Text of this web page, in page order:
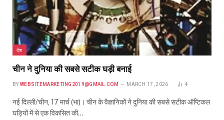
देश
चीन ने दुनिया की सबसे सटीक घड़ी बनाई
BY WEBSITEMARKETING2019@GMAIL.COM MARCH 17, 2026 4
नई दिल्ली/चीन, 17 मार्च (भा)। चीन के वैज्ञानिकों ने दुनिया की सबसे सटीक ऑप्टिकल
घड़ियों में से एक विकसित की…